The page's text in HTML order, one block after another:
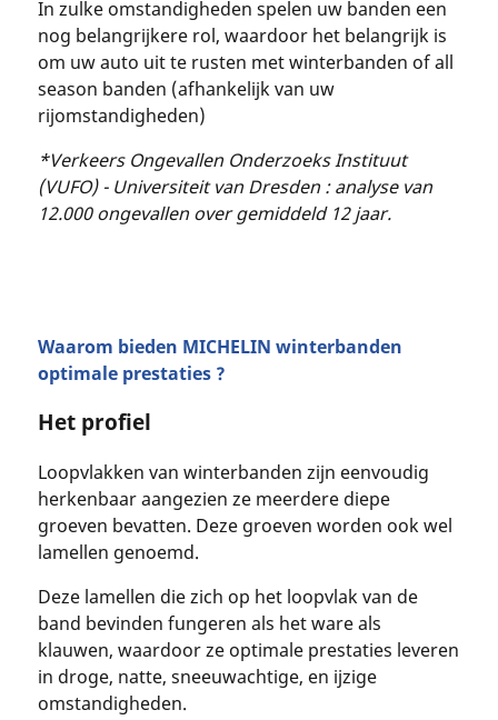
In zulke omstandigheden spelen uw banden een
nog belangrijkere rol, waardoor het belangrijk is
om uw auto uit te rusten met winterbanden of all
season banden (afhankelijk van uw
rijomstandigheden)
*Verkeers Ongevallen Onderzoeks Instituut
(VUFO) - Universiteit van Dresden : analyse van
12.000 ongevallen over gemiddeld 12 jaar.
Waarom bieden MICHELIN winterbanden
optimale prestaties ?
Het profiel
Loopvlakken van winterbanden zijn eenvoudig
herkenbaar aangezien ze meerdere diepe
groeven bevatten. Deze groeven worden ook wel
lamellen genoemd.
Deze lamellen die zich op het loopvlak van de
band bevinden fungeren als het ware als
klauwen, waardoor ze optimale prestaties leveren
in droge, natte, sneeuwachtige, en ijzige
omstandigheden.